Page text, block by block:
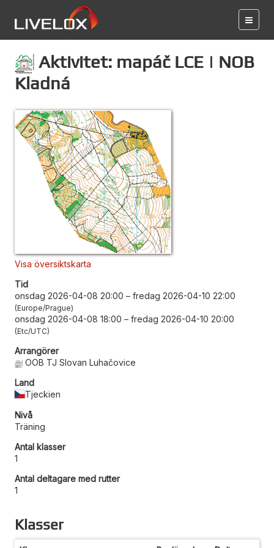
Aktivitet: mapáč LCE | NOB
Kladná
Visa översiktskarta
Tid
onsdag 2026-04-08 20:00 – fredag 2026-04-10 22:00
Europe/Prague
onsdag 2026-04-08 18:00 – fredag 2026-04-10 20:00
Etc/UTC
Arrangörer
OOB TJ Slovan Luhačovice
Land
Tjeckien
Nivå
Träning
Antal klasser
1
Antal deltagare med rutter
1
Klasser